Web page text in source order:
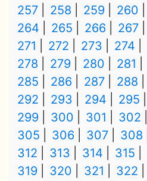
257
258 259 260
264
265 266 267
271
272 273 274
278
279 280 281
285
286 287 288
292
293 294 295
299
300 301 302
305
306 307 308
312
313 314 315
319
320 321 322